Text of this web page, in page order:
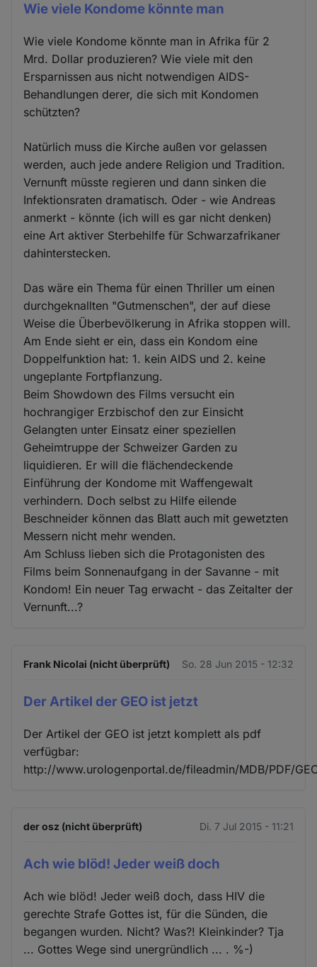
Wie viele Kondome könnte man
Wie viele Kondome könnte man in Afrika für 2
Mrd. Dollar produzieren? Wie viele mit den
Ersparnissen aus nicht notwendigen AIDS-
Behandlungen derer, die sich mit Kondomen
schützten?
Natürlich muss die Kirche außen vor gelassen
werden, auch jede andere Religion und Tradition.
Vernunft müsste regieren und dann sinken die
Infektionsraten dramatisch. Oder - wie Andreas
anmerkt - könnte (ich will es gar nicht denken)
eine Art aktiver Sterbehilfe für Schwarzafrikaner
dahinterstecken.
Das wäre ein Thema für einen Thriller um einen
durchgeknallten "Gutmenschen", der auf diese
Weise die Überbevölkerung in Afrika stoppen will.
Am Ende sieht er ein, dass ein Kondom eine
Doppelfunktion hat: 1. kein AIDS und 2. keine
ungeplante Fortpflanzung.
Beim Showdown des Films versucht ein
hochrangiger Erzbischof den zur Einsicht
Gelangten unter Einsatz einer speziellen
Geheimtruppe der Schweizer Garden zu
liquidieren. Er will die flächendeckende
Einführung der Kondome mit Waffengewalt
verhindern. Doch selbst zu Hilfe eilende
Beschneider können das Blatt auch mit gewetzten
Messern nicht mehr wenden.
Am Schluss lieben sich die Protagonisten des
Films beim Sonnenaufgang in der Savanne - mit
Kondom! Ein neuer Tag erwacht - das Zeitalter der
Vernunft...?
Frank Nicolai (nicht überprüft) So. 28 Jun 2015 - 12:32
Der Artikel der GEO ist jetzt
Der Artikel der GEO ist jetzt komplett als pdf
verfügbar:
http://www.urologenportal.de/fileadmin/MDB/PDF/
der osz (nicht überprüft) Di. 7 Jul 2015 - 11:21
Ach wie blöd! Jeder weiß doch
Ach wie blöd! Jeder weiß doch, dass HIV die
gerechte Strafe Gottes ist, für die Sünden, die
begangen wurden. Nicht? Was?! Kleinkinder? Tja
... Gottes Wege sind unergründlich ... . %-)